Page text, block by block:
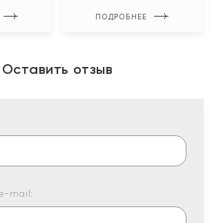
ПОДРОБНЕЕ
Оставить отзыв
mail: